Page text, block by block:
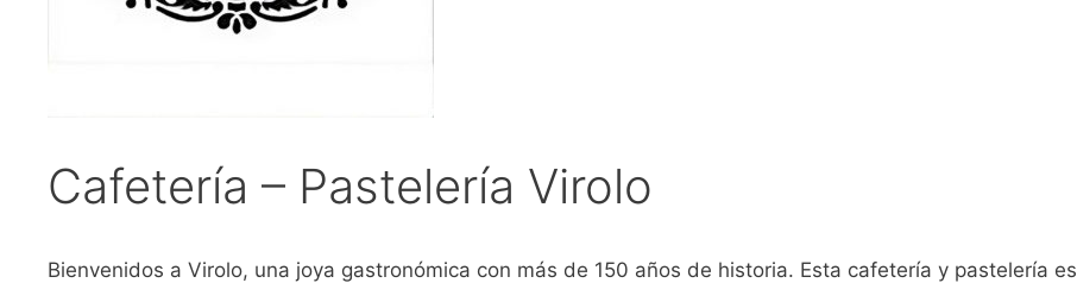
Cafetería – Pastelería Virolo
Bienvenidos a Virolo, una joya gastronómica con más de 150 años de historia. Esta cafetería y pastelería es